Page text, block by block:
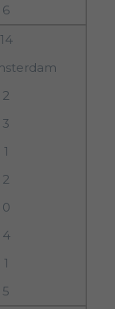
6
14
2
3
1
2
0
4
1
5